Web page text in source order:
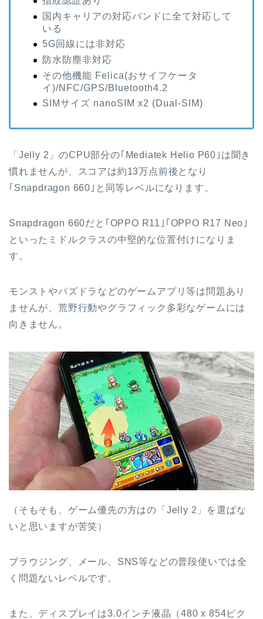
国内キャリアの対応バンドに全て対応して
いる
5G回線には非対応
防水防塵非対応
その他機能 Felica(おサイフケータ
イ)/NFC/GPS/Bluetooth4.2
SIMサイズ nanoSIM x2 (Dual-SIM)
「Jelly 2」のCPU部分の｢Mediatek Helio P60｣は聞き
慣れませんが、スコアは約13万点前後となり
｢Snapdragon 660｣と同等レベルになります。
Snapdragon 660だと｢OPPO R11｣｢OPPO R17 Neo｣
といったミドルクラスの中堅的な位置付けになりま
す。
モンストやパズドラなどのゲームアプリ等は問題あり
ませんが、荒野行動やグラフィック多彩なゲームには
向きません。
（そもそも、ゲーム優先の方はの「Jelly 2」を選ばな
いと思いますが苦笑）
ブラウジング、メール、SNS等などの普段使いでは全
く問題ないレベルです。
また、ディスプレイは3.0インチ液晶（480 x 854ピク